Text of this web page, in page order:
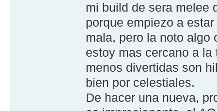
mi build de sera melee
porque empiezo a
mala, pero la noto algo
estoy mas cercano a
menos divertidas son
bien por celestiales.
De hacer una nueva,